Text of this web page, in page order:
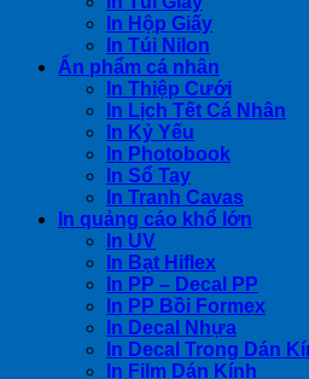
In Hộp Giấy
In Túi Nilon
Ấn phẩm cá nhân
In Thiệp Cưới
In Lịch Tết Cá Nhân
In Kỷ Yếu
In Photobook
In Sổ Tay
In Tranh Cavas
In quảng cáo khổ lớn
In UV
In Bạt Hiflex
In PP – Decal PP
In PP Bồi Formex
In Decal Nhựa
In Decal Trong Dán
In Film Dán Kính